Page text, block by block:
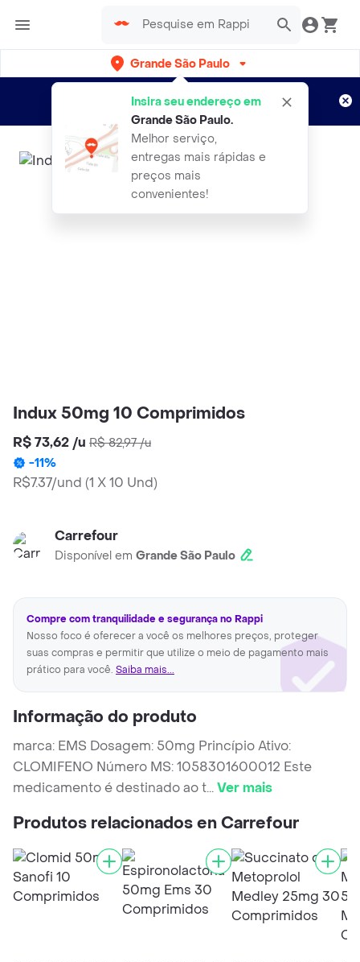
Grande São Paulo
Insira seu endereço em
Grande São Paulo.
Melhor serviço,
entregas mais rápidas e
preços mais
convenientes!
Entregas grátis por 15 dias!
Aplicam T&C
Indux 50mg 10 Comprimidos
R$ 73,62 /u R$ 82,97/u
-11%
R$7.37/und (1 X 10 Und)
Carrefour
Disponível em Grande São Paulo
Compre com tranquilidade e segurança no Rappi
Nosso foco é oferecer a você os melhores preços, proteger
suas compras e permitir que utilize o meio de pagamento mais
prático para você. Saiba mais...
Informação do produto
marca: EMS Dosagem: 50mg Princípio Ativo:
CLOMIFENO Número MS: 1058301600012 Este
medicamento é destinado ao t...Ver mais
Produtos relacionados en Carrefour